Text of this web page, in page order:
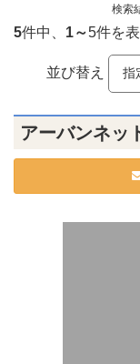
検索
5件中、 1～5件を
並び替え
アーバンネッ